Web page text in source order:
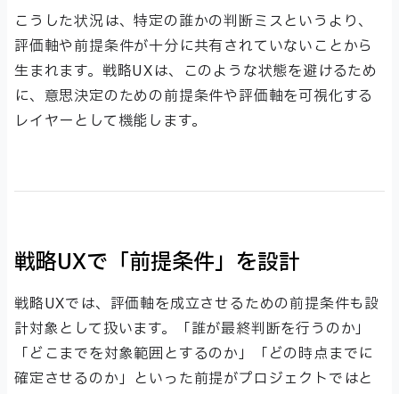
こうした状況は、特定の誰かの判断ミスというより、
評価軸や前提条件が十分に共有されていないことから
生まれます。戦略UXは、このような状態を避けるため
に、意思決定のための前提条件や評価軸を可視化する
レイヤーとして機能します。
戦略UXで「前提条件」を設計
戦略UXでは、評価軸を成立させるための前提条件も設
計対象として扱います。「誰が最終判断を行うのか」
「どこまでを対象範囲とするのか」「どの時点までに
確定させるのか」といった前提がプロジェクトではと